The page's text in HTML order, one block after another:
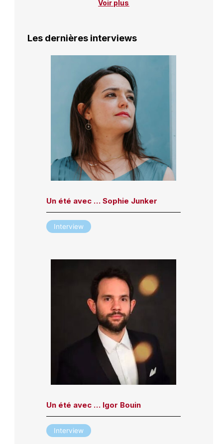
Voir plus
Les dernières interviews
Un été avec … Sophie Junker
Interview
Un été avec … Igor Bouin
Interview